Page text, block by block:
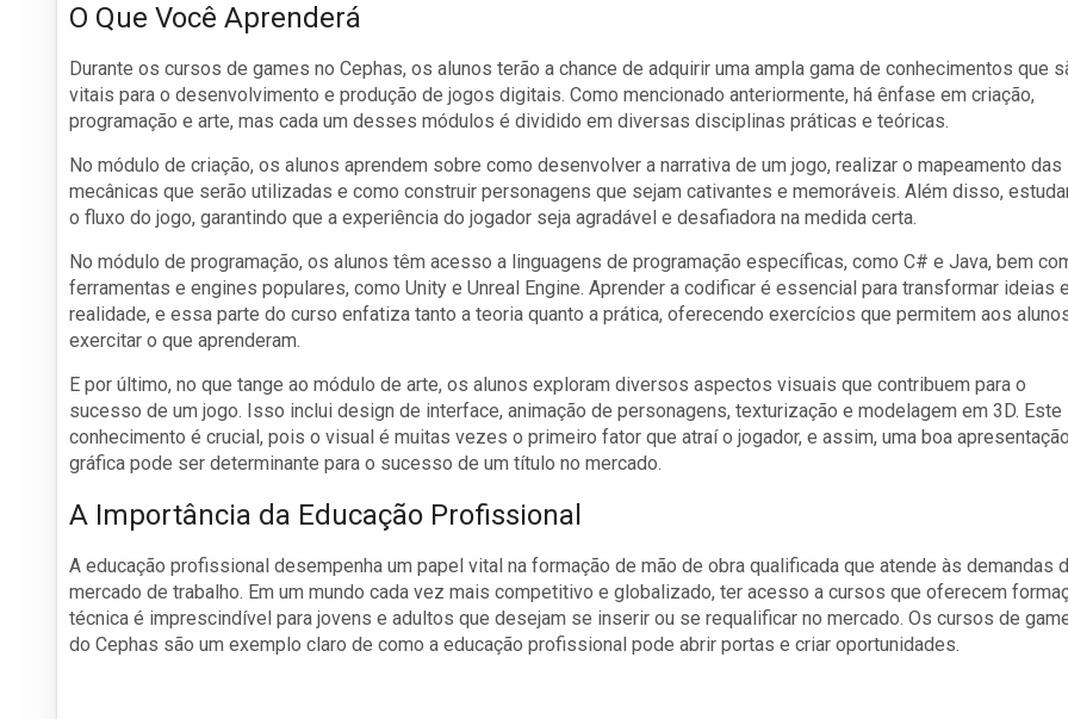
O Que Você Aprenderá
Durante os cursos de games no Cephas, os alunos terão a chance de adquirir uma ampla gama de conhecimentos que
vitais para o desenvolvimento e produção de jogos digitais. Como mencionado anteriormente, há ênfase em criação,
programação e arte, mas cada um desses módulos é dividido em diversas disciplinas práticas e teóricas.
No módulo de criação, os alunos aprendem sobre como desenvolver a narrativa de um jogo, realizar o mapeamento das
mecânicas que serão utilizadas e como construir personagens que sejam cativantes e memoráveis. Além disso,
o fluxo do jogo, garantindo que a experiência do jogador seja agradável e desafiadora na medida certa.
No módulo de programação, os alunos têm acesso a linguagens de programação específicas, como C# e Java, bem
ferramentas e engines populares, como Unity e Unreal Engine. Aprender a codificar é essencial para transformar ideias
realidade, e essa parte do curso enfatiza tanto a teoria quanto a prática, oferecendo exercícios que permitem aos
exercitar o que aprenderam.
E por último, no que tange ao módulo de arte, os alunos exploram diversos aspectos visuais que contribuem para o
sucesso de um jogo. Isso inclui design de interface, animação de personagens, texturização e modelagem em 3D. Este
conhecimento é crucial, pois o visual é muitas vezes o primeiro fator que atraí o jogador, e assim, uma boa
gráfica pode ser determinante para o sucesso de um título no mercado.
A Importância da Educação Profissional
A educação profissional desempenha um papel vital na formação de mão de obra qualificada que atende às demandas
mercado de trabalho. Em um mundo cada vez mais competitivo e globalizado, ter acesso a cursos que oferecem
técnica é imprescindível para jovens e adultos que desejam se inserir ou se requalificar no mercado. Os cursos de
do Cephas são um exemplo claro de como a educação profissional pode abrir portas e criar oportunidades.